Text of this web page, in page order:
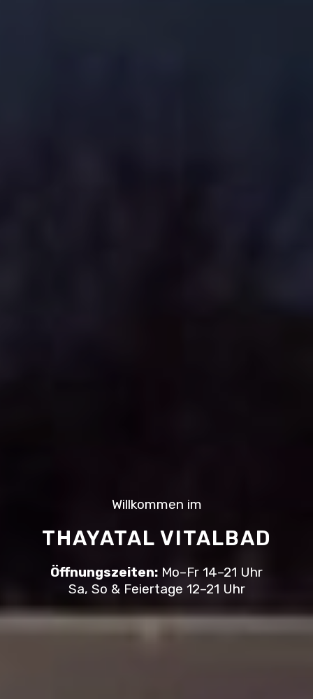
Willkommen im
THAYATAL VITALBAD
Öffnungszeiten: Mo–Fr 14–21 Uhr
Sa, So & Feiertage 12–21 Uhr